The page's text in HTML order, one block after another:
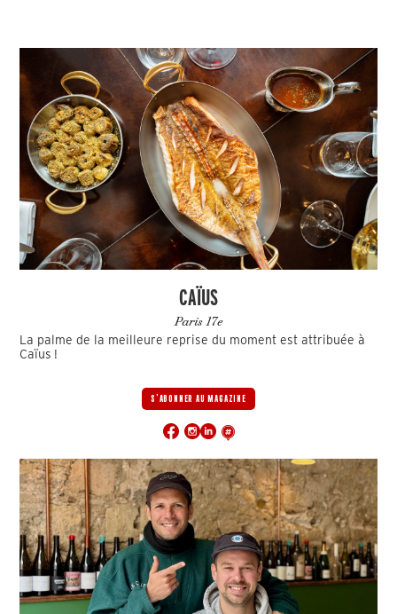
CAÏUS
Paris 17e
La palme de la meilleure reprise du moment est attribuée à
Caïus !
S'ABONNER AU MAGAZINE